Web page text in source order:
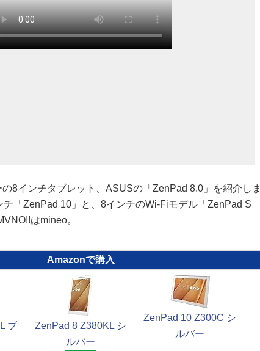
8インチタブレット、ASUSの「ZenPad 8.0」を紹介しま
「ZenPad 10」と、8インチのWi-Fiモデル「ZenPad S
はmineo。
Amazonで購入
ブ
ZenPad 8 Z380KL シ
ルバー
ZenPad 10 Z300C シ
ルバー